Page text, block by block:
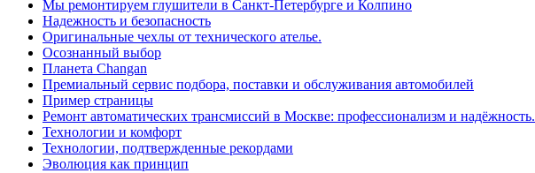
Мы ремонтируем глушители в Санкт-Петербурге и Колпино
Надежность и безопасность
Оригинальные чехлы от технического ателье.
Осознанный выбор
Планета Changan
Премиальный сервис подбора, поставки и обслуживания автомобилей
Пример страницы
Ремонт автоматических трансмиссий в Москве: профессионализм и надёжность.
Технологии и комфорт
Технологии, подтвержденные рекордами
Эволюция как принцип